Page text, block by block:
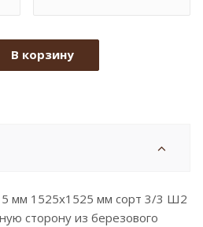
В корзину
мм 1525x1525 мм сорт 3/3 Ш2
сторону из березового